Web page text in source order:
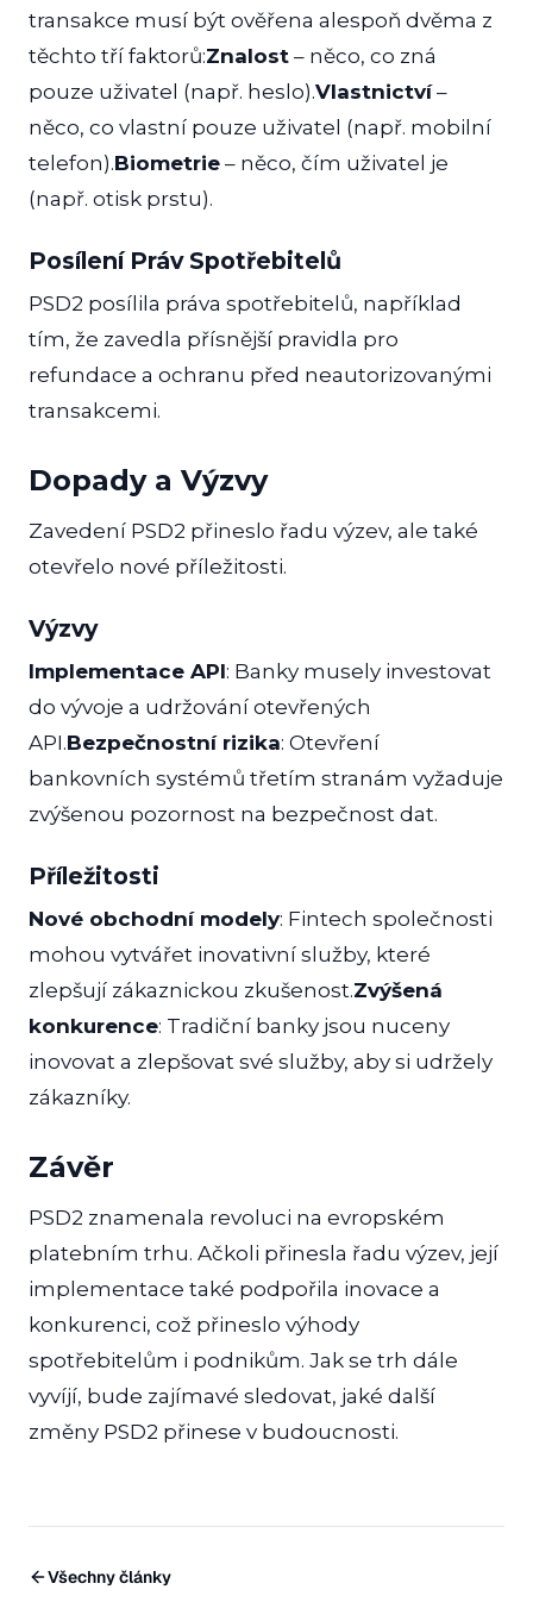
transakce musí být ověřena alespoň dvěma z
těchto tří faktorů:Znalost – něco, co zná
pouze uživatel (např. heslo).Vlastnictví–
něco, co vlastní pouze uživatel (např. mobilní
telefon).Biometrie – něco, čím uživatel je
(např. otisk prstu).
Posílení Práv Spotřebitelů
PSD2 posílila práva spotřebitelů, například
tím, že zavedla přísnější pravidla pro
refundace a ochranu před neautorizovanými
transakcemi.
Dopady a Výzvy
Zavedení PSD2 přineslo řadu výzev, ale také
otevřelo nové příležitosti.
Výzvy
Implementace API: Banky musely investovat
do vývoje a udržování otevřených
API.Bezpečnostní rizika: Otevření
bankovních systémů třetím stranám vyžaduje
zvýšenou pozornost na bezpečnost dat.
Příležitosti
Nové obchodní modely: Fintech společnosti
mohou vytvářet inovativní služby, které
zlepšují zákaznickou zkušenost.Zvýšená
konkurence: Tradiční banky jsou nuceny
inovovat a zlepšovat své služby, aby si udržely
zákazníky.
Závěr
PSD2 znamenala revoluci na evropském
platebním trhu. Ačkoli přinesla řadu výzev, její
implementace také podpořila inovace a
konkurenci, což přineslo výhody
spotřebitelům i podnikům. Jak se trh dále
vyvíjí, bude zajímavé sledovat, jaké další
změny PSD2 přinese v budoucnosti.
Všechny články